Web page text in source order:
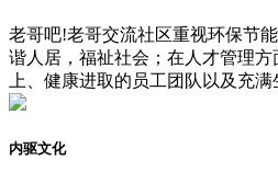
老哥吧!老哥交流社区重视环保节
谐人居，福祉社会；在人才管理
上、健康进取的员工团队以及充满
内驱文化